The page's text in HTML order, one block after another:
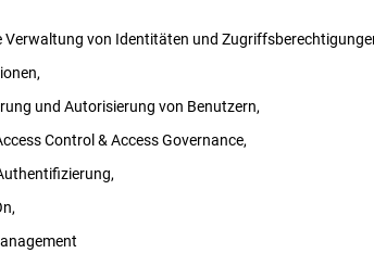
Verwaltung von Identitäten und
und Autorisierung von Benutzern,
Control & Access Governance,